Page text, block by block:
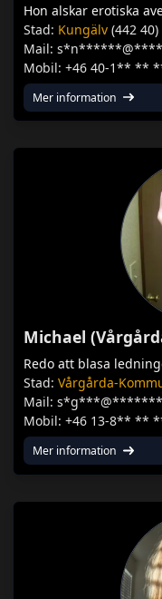
Hon alskar erotiska
Stad: Kungälv (442 40)
Mail:
Mobil: +46 40-1** **
Mer information
Michael
Redo att blasa
Stad: Vårgårda-
Mail:
Mobil: +46 13-8** **
Mer information